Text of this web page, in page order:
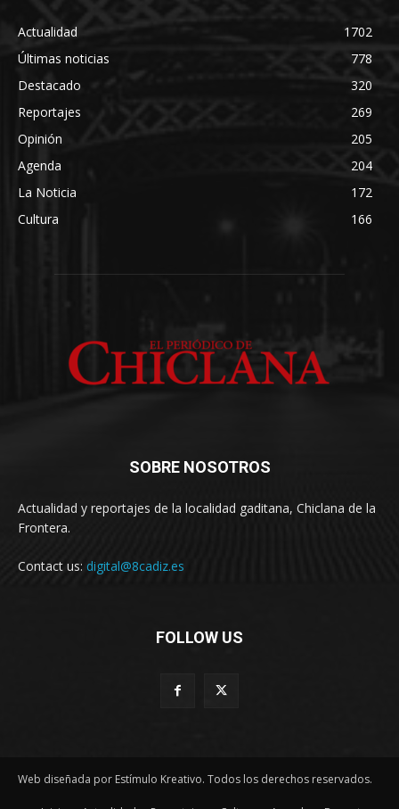
Actualidad
1702
Últimas noticias
778
Destacado
320
Reportajes
269
Opinión
205
Agenda
204
La Noticia
172
Cultura
166
SOBRE NOSOTROS
Actualidad y reportajes de la localidad gaditana, Chiclana de la
Frontera.
Contact us: digital@8cadiz.es
FOLLOW US
Web diseñada por Estímulo Kreativo. Todos los derechos reservados.